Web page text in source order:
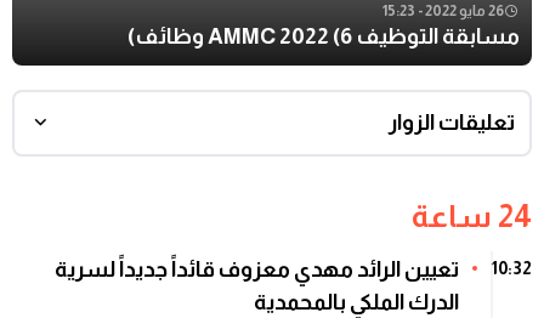
26 مايو 2022 - 15:23
مسابقة التوظيف AMMC 2022 (6 وظائف)
تعليقات الزوار
24 ساعة
10:32
تعيين الرائد مهدي معزوف قائداً جديداً لسرية
الدرك الملكي بالمحمدية